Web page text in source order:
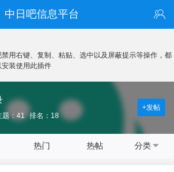
中日吧信息平台
用右键、复制、粘贴、选中以及屏蔽提示等操作，都
装使用此插件
题：41 排名：18
+发帖
热门 热帖 分类